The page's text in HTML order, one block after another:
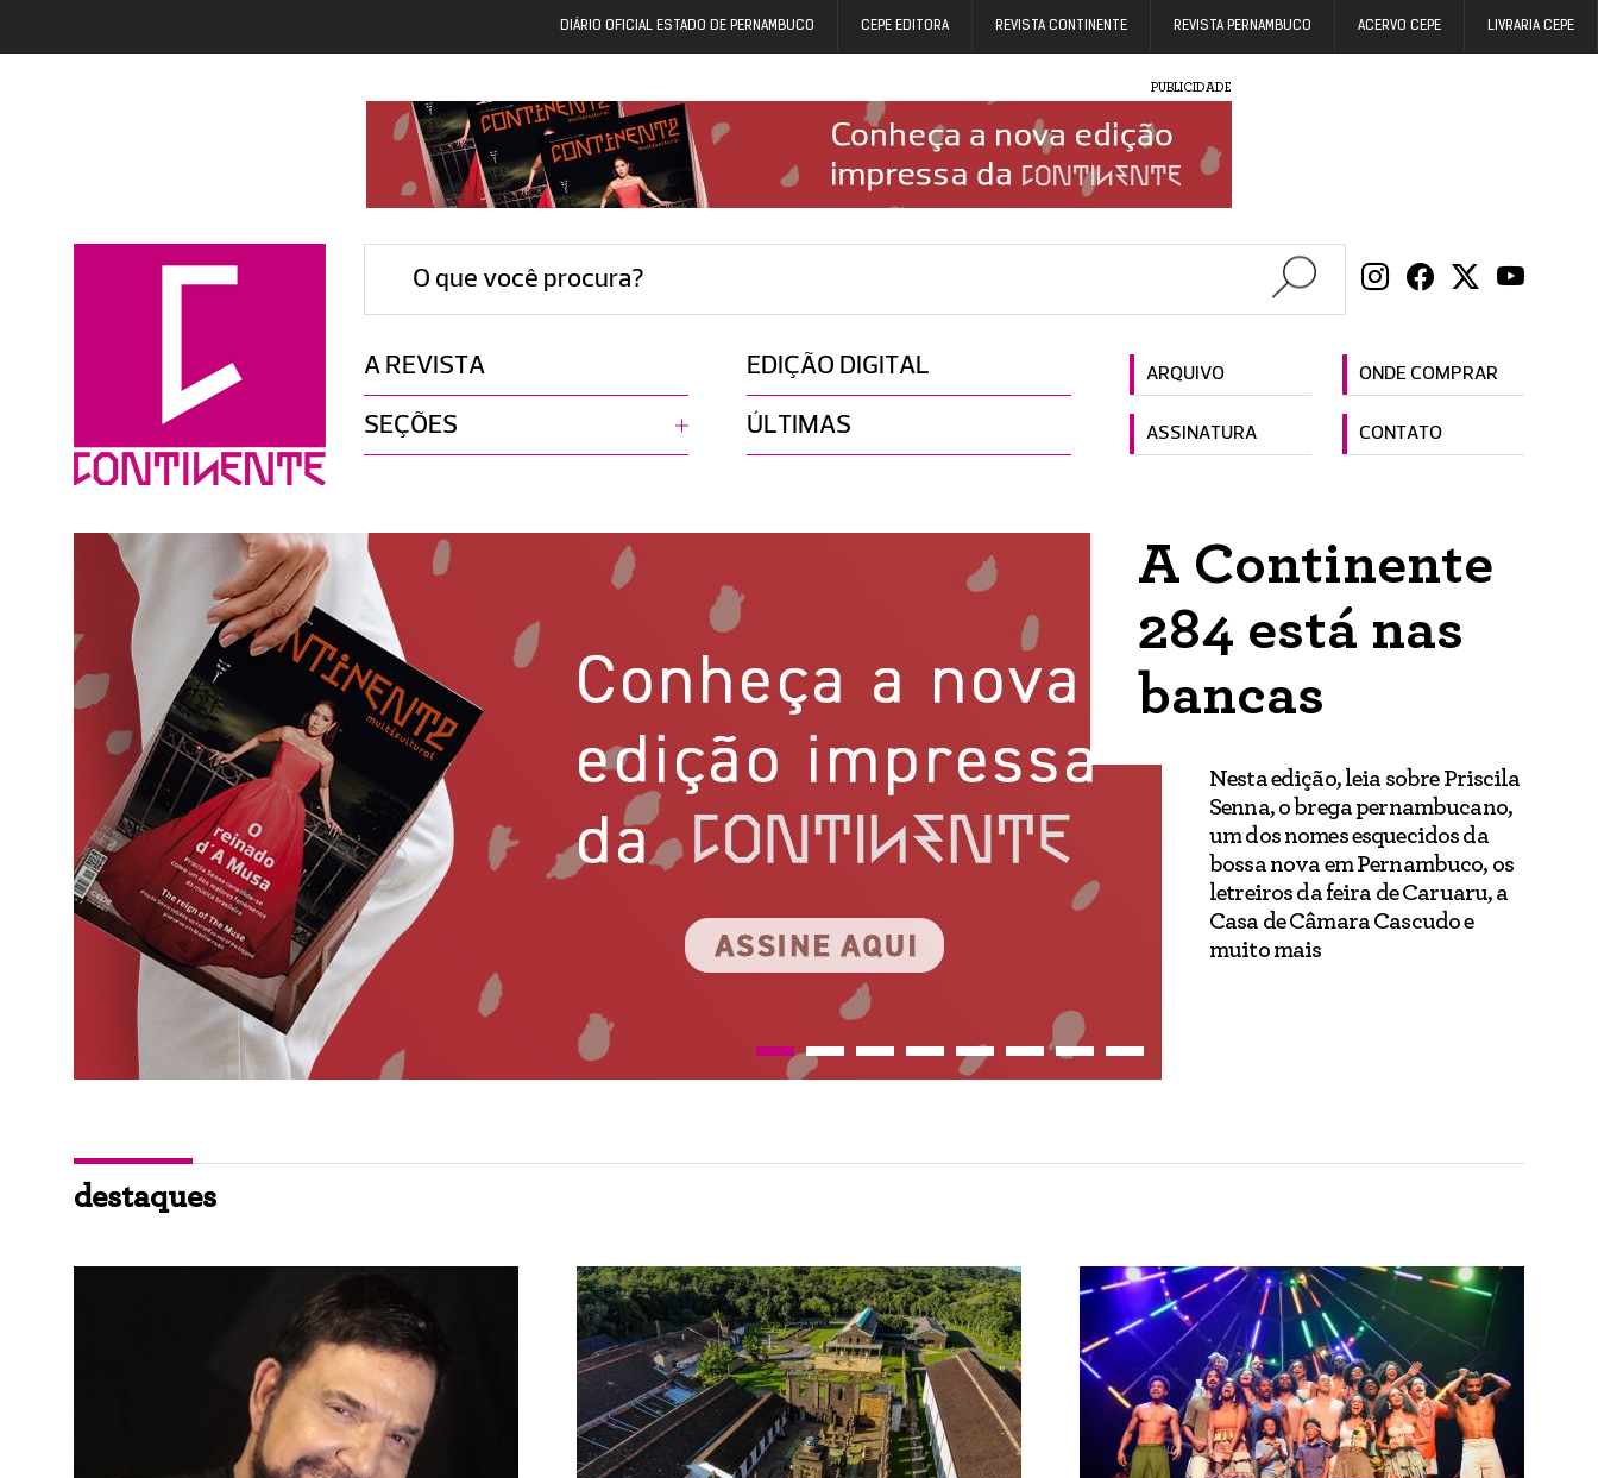
DIÁRIO OFICIAL ESTADO DE PERNAMBUCO CEPE EDITORA REVISTA CONTINENTE REVISTA PERNAMBUCO ACERVO CEPE LIVRARIA CEPE
PUBLICIDADE
O que você procura?
A REVISTA EDIÇÃO DIGITAL ARQUIVO ONDE COMPRAR
SEÇÕES ÚLTIMAS ASSINATURA CONTATO
A Continente
284 está nas
bancas
Nesta edição, leia sobre Priscila
Senna, o brega pernambucano,
um dos nomes esquecidos da
bossa nova em Pernambuco, os
letreiros da feira de Caruaru, a
Casa de Câmara Cascudo e
muito mais
destaques